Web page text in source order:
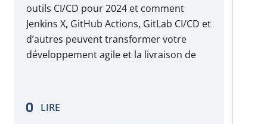
outils CI/CD pour 2024 et comment
Jenkins X, GitHub Actions, GitLab CI/CD et
d’autres peuvent transformer votre
développement agile et la livraison de
LIRE